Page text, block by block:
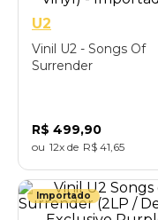
U2
Vinil U2 - Songs Of
Surrender
R$ 499,90
12 R$ 41 65
Importado